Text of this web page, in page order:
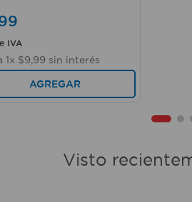
IVA
1x $9,99 sin interés
AGREGAR
Visto